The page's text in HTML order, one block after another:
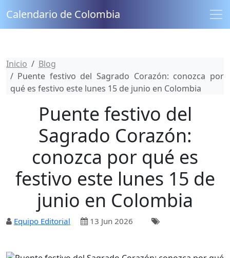
Calendario de Colombia
Inicio
Blog
Puente festivo del Sagrado Corazón: conozca por
qué es festivo este lunes 15 de junio en Colombia
Puente festivo del
Sagrado Corazón:
conozca por qué es
festivo este lunes 15 de
junio en Colombia
Equipo Editorial 13 Jun 2026